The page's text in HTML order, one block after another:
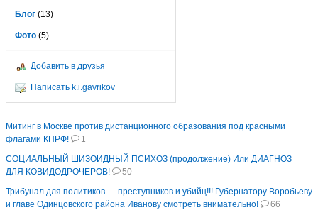
Блог (13)
Фото (5)
Добавить в друзья
Написать k.i.gavrikov
Митинг в Москве против дистанционного образования под красными
флагами КПРФ!
1
СОЦИАЛЬНЫЙ ШИЗОИДНЫЙ ПСИХОЗ (продолжение) Или ДИАГНОЗ
ДЛЯ КОВИДОДРОЧЕРОВ!
50
Трибунал для политиков — преступников и убийц!!! Губернатору Воробьеву
и главе Одинцовского района Иванову смотреть внимательно!
66